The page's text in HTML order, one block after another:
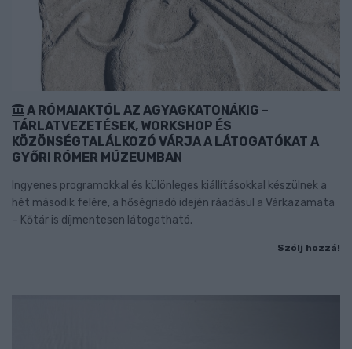
A RÓMAIAKTÓL AZ AGYAGKATONÁKIG –
TÁRLATVEZETÉSEK, WORKSHOP ÉS
KÖZÖNSÉGTALÁLKOZÓ VÁRJA A LÁTOGATÓKAT A
GYŐRI RÓMER MÚZEUMBAN
Ingyenes programokkal és különleges kiállításokkal készülnek a
hét második felére, a hőségriadó idején ráadásul a Várkazamata
– Kőtár is díjmentesen látogatható.
Szólj hozzá!